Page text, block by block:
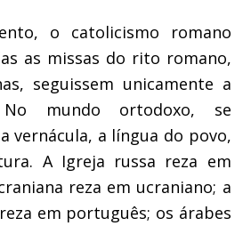
o catolicismo romano
as missas do rito romano,
seguissem unicamente a
mundo ortodoxo, se
vernácula, a língua do povo,
A Igreja russa reza em
reza em ucraniano; a
em português; os árabes